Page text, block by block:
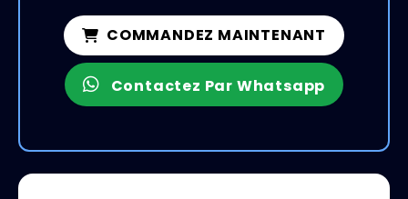
COMMANDEZ MAINTENANT
Contactez Par Whatsapp